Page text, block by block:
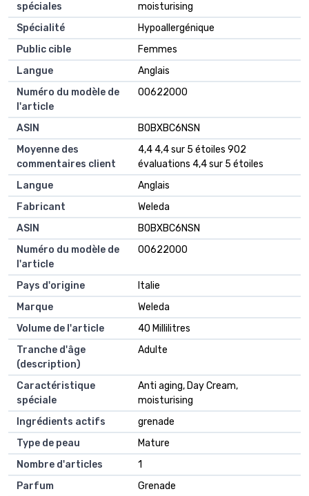
spéciales
moisturising
Spécialité
‎Hypoallergénique
Public cible
‎Femmes
Langue
‎Anglais
Numéro du modèle de
l'article
‎00622000
ASIN
‎B0BXBC6NSN
Moyenne des
commentaires client
4,4 4,4 sur 5 étoiles 902
évaluations 4,4 sur 5 étoiles
Langue
Anglais
Fabricant
Weleda
ASIN
B0BXBC6NSN
Numéro du modèle de
l'article
00622000
Pays d'origine
Italie
Marque
Weleda
Volume de l'article
40 Millilitres
Tranche d'âge
(description)
Adulte
Caractéristique
spéciale
Anti aging, Day Cream,
moisturising
Ingrédients actifs
grenade
Type de peau
Mature
Nombre d'articles
1
Parfum
Grenade